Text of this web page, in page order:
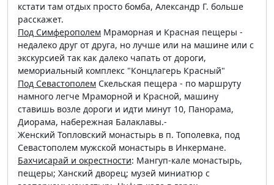
кстати там отдых просто бомба, Александр Г. больше
расскажет.
Под Симферополем Мраморная и Красная пещеры -
недалеко друг от друга, но лучше или на машине или с
экскурсией так как далеко чапать от дороги,
мемориальный комплекс "Концлагерь Красный"
Под Севастополем Скельская пещера - по маршруту
намного легче Мраморной и Красной, машину
ставишь возле дороги и идти минут 10, Панорама,
Диорама, набережная Балаклавы.-
Женский Топловский монастырь в п. Тополевка, под
Севастополем мужской монастырь в Инкермане.
Бахчисарай и окрестности: Мангуп-кале монастырь,
пещеры; Ханский дворец; музей миниатюр с